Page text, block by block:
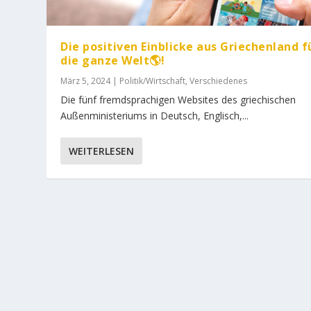
Die positiven Einblicke aus Griechenland
die ganze Welt🌎!
März 5, 2024| Politik/Wirtschaft,Verschiedenes
Die fünf fremdsprachigen Websites des griechischen
Außenministeriums in Deutsch, Englisch,...
WEITERLESEN